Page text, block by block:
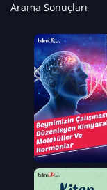
Arama Sonuçları